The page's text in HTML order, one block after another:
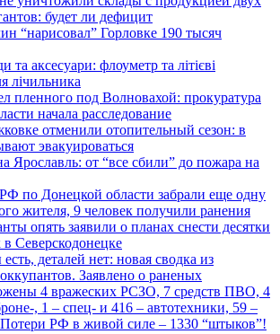
будет ли дефицит
“нарисовал” Горловке 190 тысяч
та аксесуари: флоуметр та літієві
лічильника
пленного под Волновахой: прокуратура
начала расследование
отменили отопительный сезон: в
эвакуироваться
Ярославль: от “все сбили” до пожара на
по Донецкой области забрали еще одну
жителя, 9 человек получили ранения
опять заявили о планах снести десятки
Северскодонецке
деталей нет: новая сводка из
Заявлено о раненых
4 вражеских РСЗО, 7 средств ПВО, 4
, 1 – спец- и 416 – автотехники, 59 –
РФ в живой силе – 1330 “штыков”!